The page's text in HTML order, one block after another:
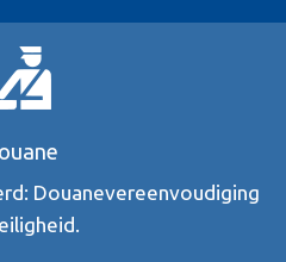
Douanevereenvoudiging